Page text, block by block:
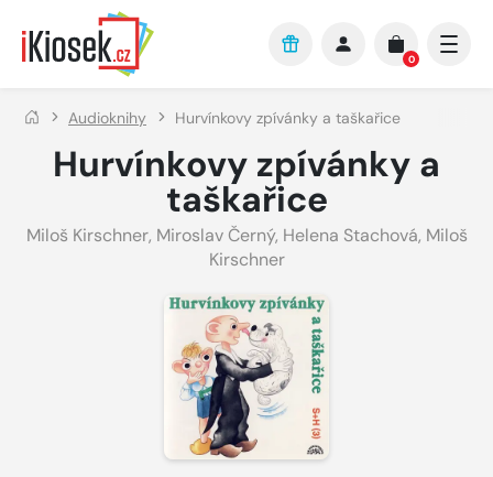
Přejít na hlavní obsah
0
Audioknihy Hurvínkovy zpívánky a taškařice
Hurvínkovy zpívánky a
taškařice
Miloš Kirschner, Miroslav Černý, Helena Stachová, Miloš
Kirschner